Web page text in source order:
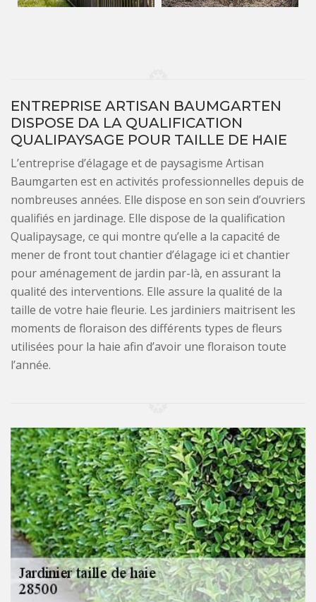
ENTREPRISE ARTISAN BAUMGARTEN
DISPOSE DA LA QUALIFICATION
QUALIPAYSAGE POUR TAILLE DE HAIE
L’entreprise d’élagage et de paysagisme Artisan
Baumgarten est en activités professionnelles depuis de
nombreuses années. Elle dispose en son sein d’ouvriers
qualifiés en jardinage. Elle dispose de la qualification
Qualipaysage, ce qui montre qu’elle a la capacité de
mener de front tout chantier d’élagage ici et chantier
pour aménagement de jardin par-là, en assurant la
qualité des interventions. Elle assure la qualité de la
taille de votre haie fleurie. Les jardiniers maitrisent les
moments de floraison des différents types de fleurs
utilisées pour la haie afin d’avoir une floraison toute
l’année.